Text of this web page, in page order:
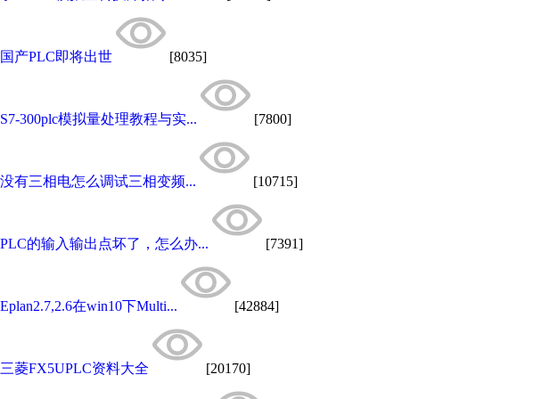
国产PLC即将出世 [8035]
S7-300plc模拟量处理教程与实... [7800]
没有三相电怎么调试三相变频... [10715]
PLC的输入输出点坏了，怎么办... [7391]
Eplan2.7,2.6在win10下Multi... [42884]
三菱FX5UPLC资料大全 [20170]